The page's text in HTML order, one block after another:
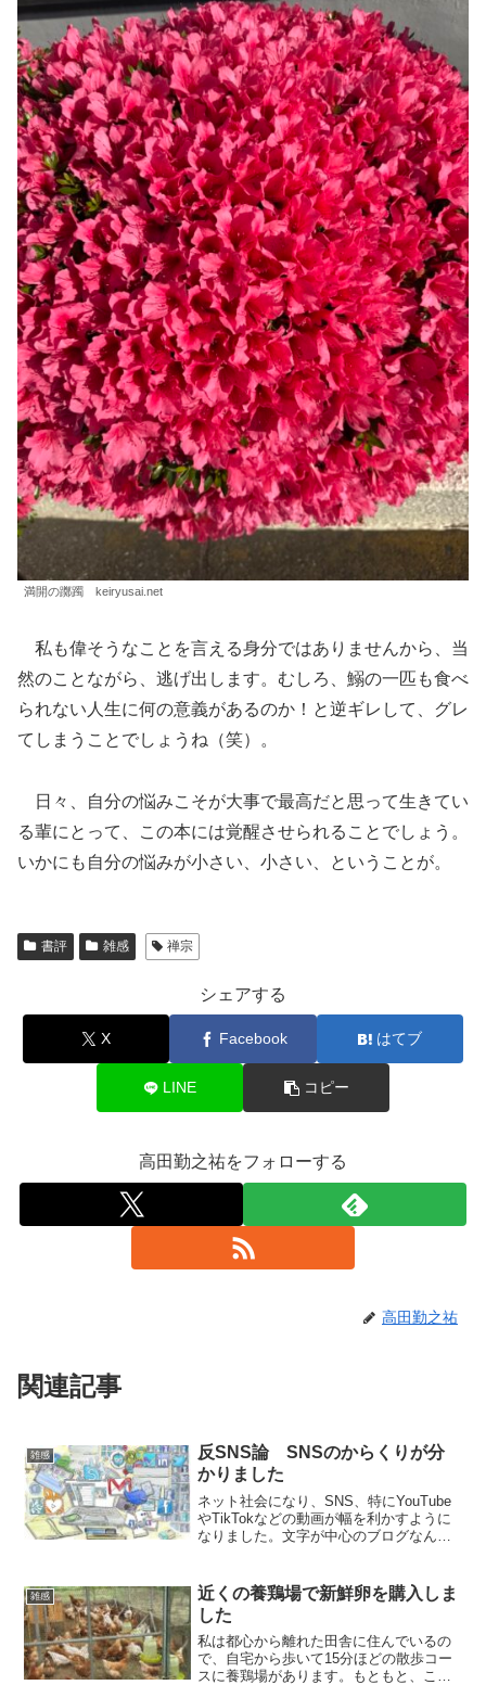
満開の躑躅 keiryusai.net
私も偉そうなことを言える身分ではありませんから、当
然のことながら、逃げ出します。むしろ、鰯の一匹も食べ
られない人生に何の意義があるのか！と逆ギレして、グレ
てしまうことでしょうね（笑）。
日々、自分の悩みこそが大事で最高だと思って生きてい
る輩にとって、この本には覚醒させられることでしょう。
いかにも自分の悩みが小さい、小さい、ということが。
書評 雑感 禅宗
シェアする
X Facebook はてブ
LINE コピー
高田勤之祐をフォローする
高田勤之祐
関連記事
雑感
反SNS論 SNSのからくりが分
かりました
ネット社会になり、SNS、特にYouTube
やTikTokなどの動画が幅を利かすように
なりました。文字が中心のブログなんて
いのですが、彼らは既に70代後半の後期
高齢者に...
雑感
近くの養鶏場で新鮮卵を購入しま
した
私は都心から離れた田舎に住んでいるの
で、自宅から歩いて15分ほどの散歩コー
スに養鶏場があります。もともと、この